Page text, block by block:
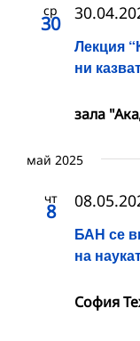
ср
30
Лекция
ни
зала
май 2025
чт
8
БАН се
на
София